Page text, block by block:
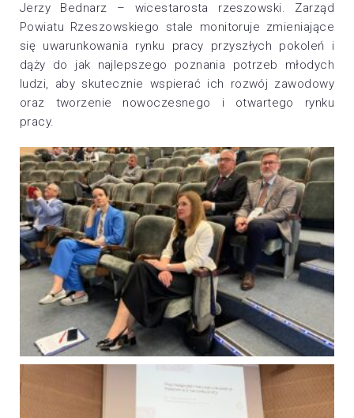
Jerzy Bednarz – wicestarosta rzeszowski. Zarząd
Powiatu Rzeszowskiego stale monitoruje zmieniające
się uwarunkowania rynku pracy przyszłych pokoleń i
dąży do jak najlepszego poznania potrzeb młodych
ludzi, aby skutecznie wspierać ich rozwój zawodowy
oraz tworzenie nowoczesnego i otwartego rynku
pracy.